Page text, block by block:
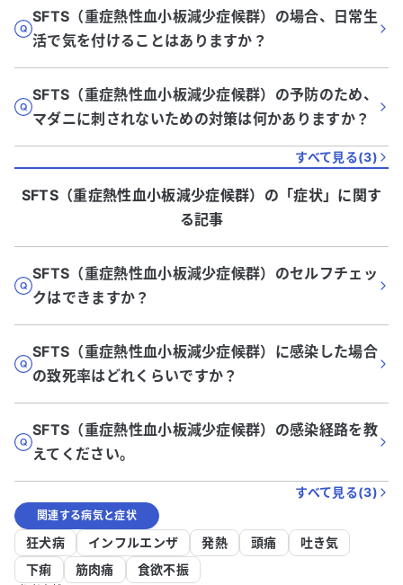
SFTS（重症熱性血小板減少症候群）の場合、日常生
活で気を付けることはありますか？
SFTS（重症熱性血小板減少症候群）の予防のため、
マダニに刺されないための対策は何かありますか？
すべて見る(3)
SFTS（重症熱性血小板減少症候群） の「症状」に関す
る記事
SFTS（重症熱性血小板減少症候群）のセルフチェッ
クはできますか？
SFTS（重症熱性血小板減少症候群）に感染した場合
の致死率はどれくらいですか？
SFTS（重症熱性血小板減少症候群）の感染経路を教
えてください。
すべて見る(3)
関連する病気と症状
狂犬病 インフルエンザ 発熱 頭痛
吐き気
下痢
筋肉痛 食欲不振